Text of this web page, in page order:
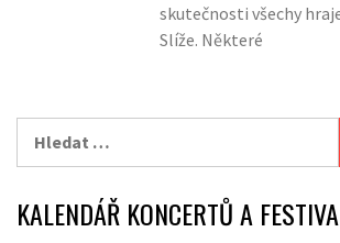
skutečnosti všechy
Slíže. Některé
KALENDÁŘ KONCERTŮ A